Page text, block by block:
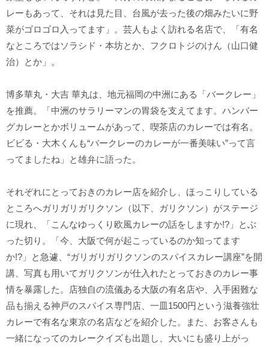
レーもあって、それは見た目、台風が去った後の畑みたいに野
菜がゴロゴロ入ってます」。芸人もよく訪れる名店で、「有名
なところではソラシド・本坊とか、フクロトジのけん（山口健
治）とか」。
博多華丸・大吉 華丸は、地元福岡の中洲にある「バークレー」
を推薦。「中洲のサラリーマンの胃袋を支えてます。ハンバー
グカレーとかボリュームがあって、喫茶店のカレーでは有名。
ビビる・大木くんも“バークレーのカレーが一番美味い”って言
ってましたね」と雄弁に語った。
それぞれにとっておきのカレー店を紹介し、ほっこりしている
ところへガリガリガリクソン（以下、ガリクソン）がステージ
に現れ、「こんなゆっくり欧風カレーの話をしますか!?」とぶ
った切り。「今、大阪で何が起こっているのか知ってます
か!?」と急遽、“ガリガリガリクソンのスパイスカレー講座”を開
講、写真も用いてガリクソンが仕入れたとっておきのカレー事
情を暴露した。店独自の流儀ある大阪の有名店や、入手困難な
品も揃える神戸のスパイス専門店、一皿1500円という滋養強壮
カレーで有名な東京の名店などを紹介した。また、お客さんも
一緒になってのカレークイズも出題し、大いにも盛り上がっ